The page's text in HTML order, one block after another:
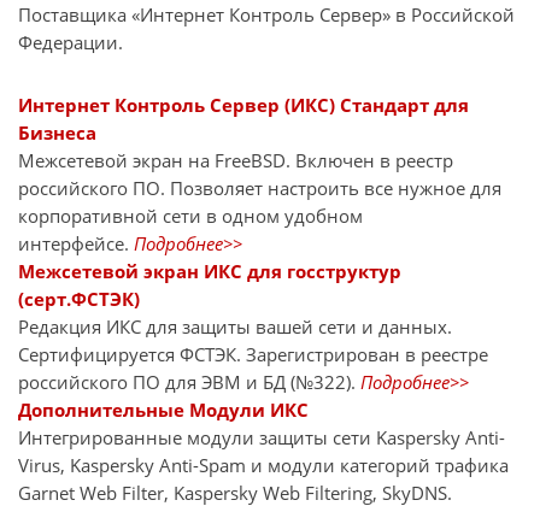
Поставщика «Интернет Контроль Сервер» в Российской
Федерации.
Интернет Контроль Сервер (ИКС) Стандарт для
Бизнеса
Межсетевой экран на FreeBSD. Включен в реестр
российского ПО. Позволяет настроить все нужное для
корпоративной сети в одном удобном
интерфейсе. Подробнее>>
Межсетевой экран ИКС для госструктур
(серт.ФСТЭК)
Редакция ИКС для защиты вашей сети и данных.
Сертифицируется ФСТЭК. Зарегистрирован в реестре
российского ПО для ЭВМ и БД (№322). Подробнее>>
Дополнительные Модули ИКС
Интегрированные модули защиты сети Kaspersky Anti-
Virus, Kaspersky Anti-Spam и модули категорий трафика
Garnet Web Filter, Kaspersky Web Filtering, SkyDNS.